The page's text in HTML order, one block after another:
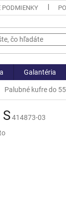
PODMIENKY
Galantéria
Palubné kufre do
414873-03